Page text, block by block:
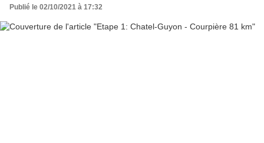
Publié le 02/10/2021 à 17:32